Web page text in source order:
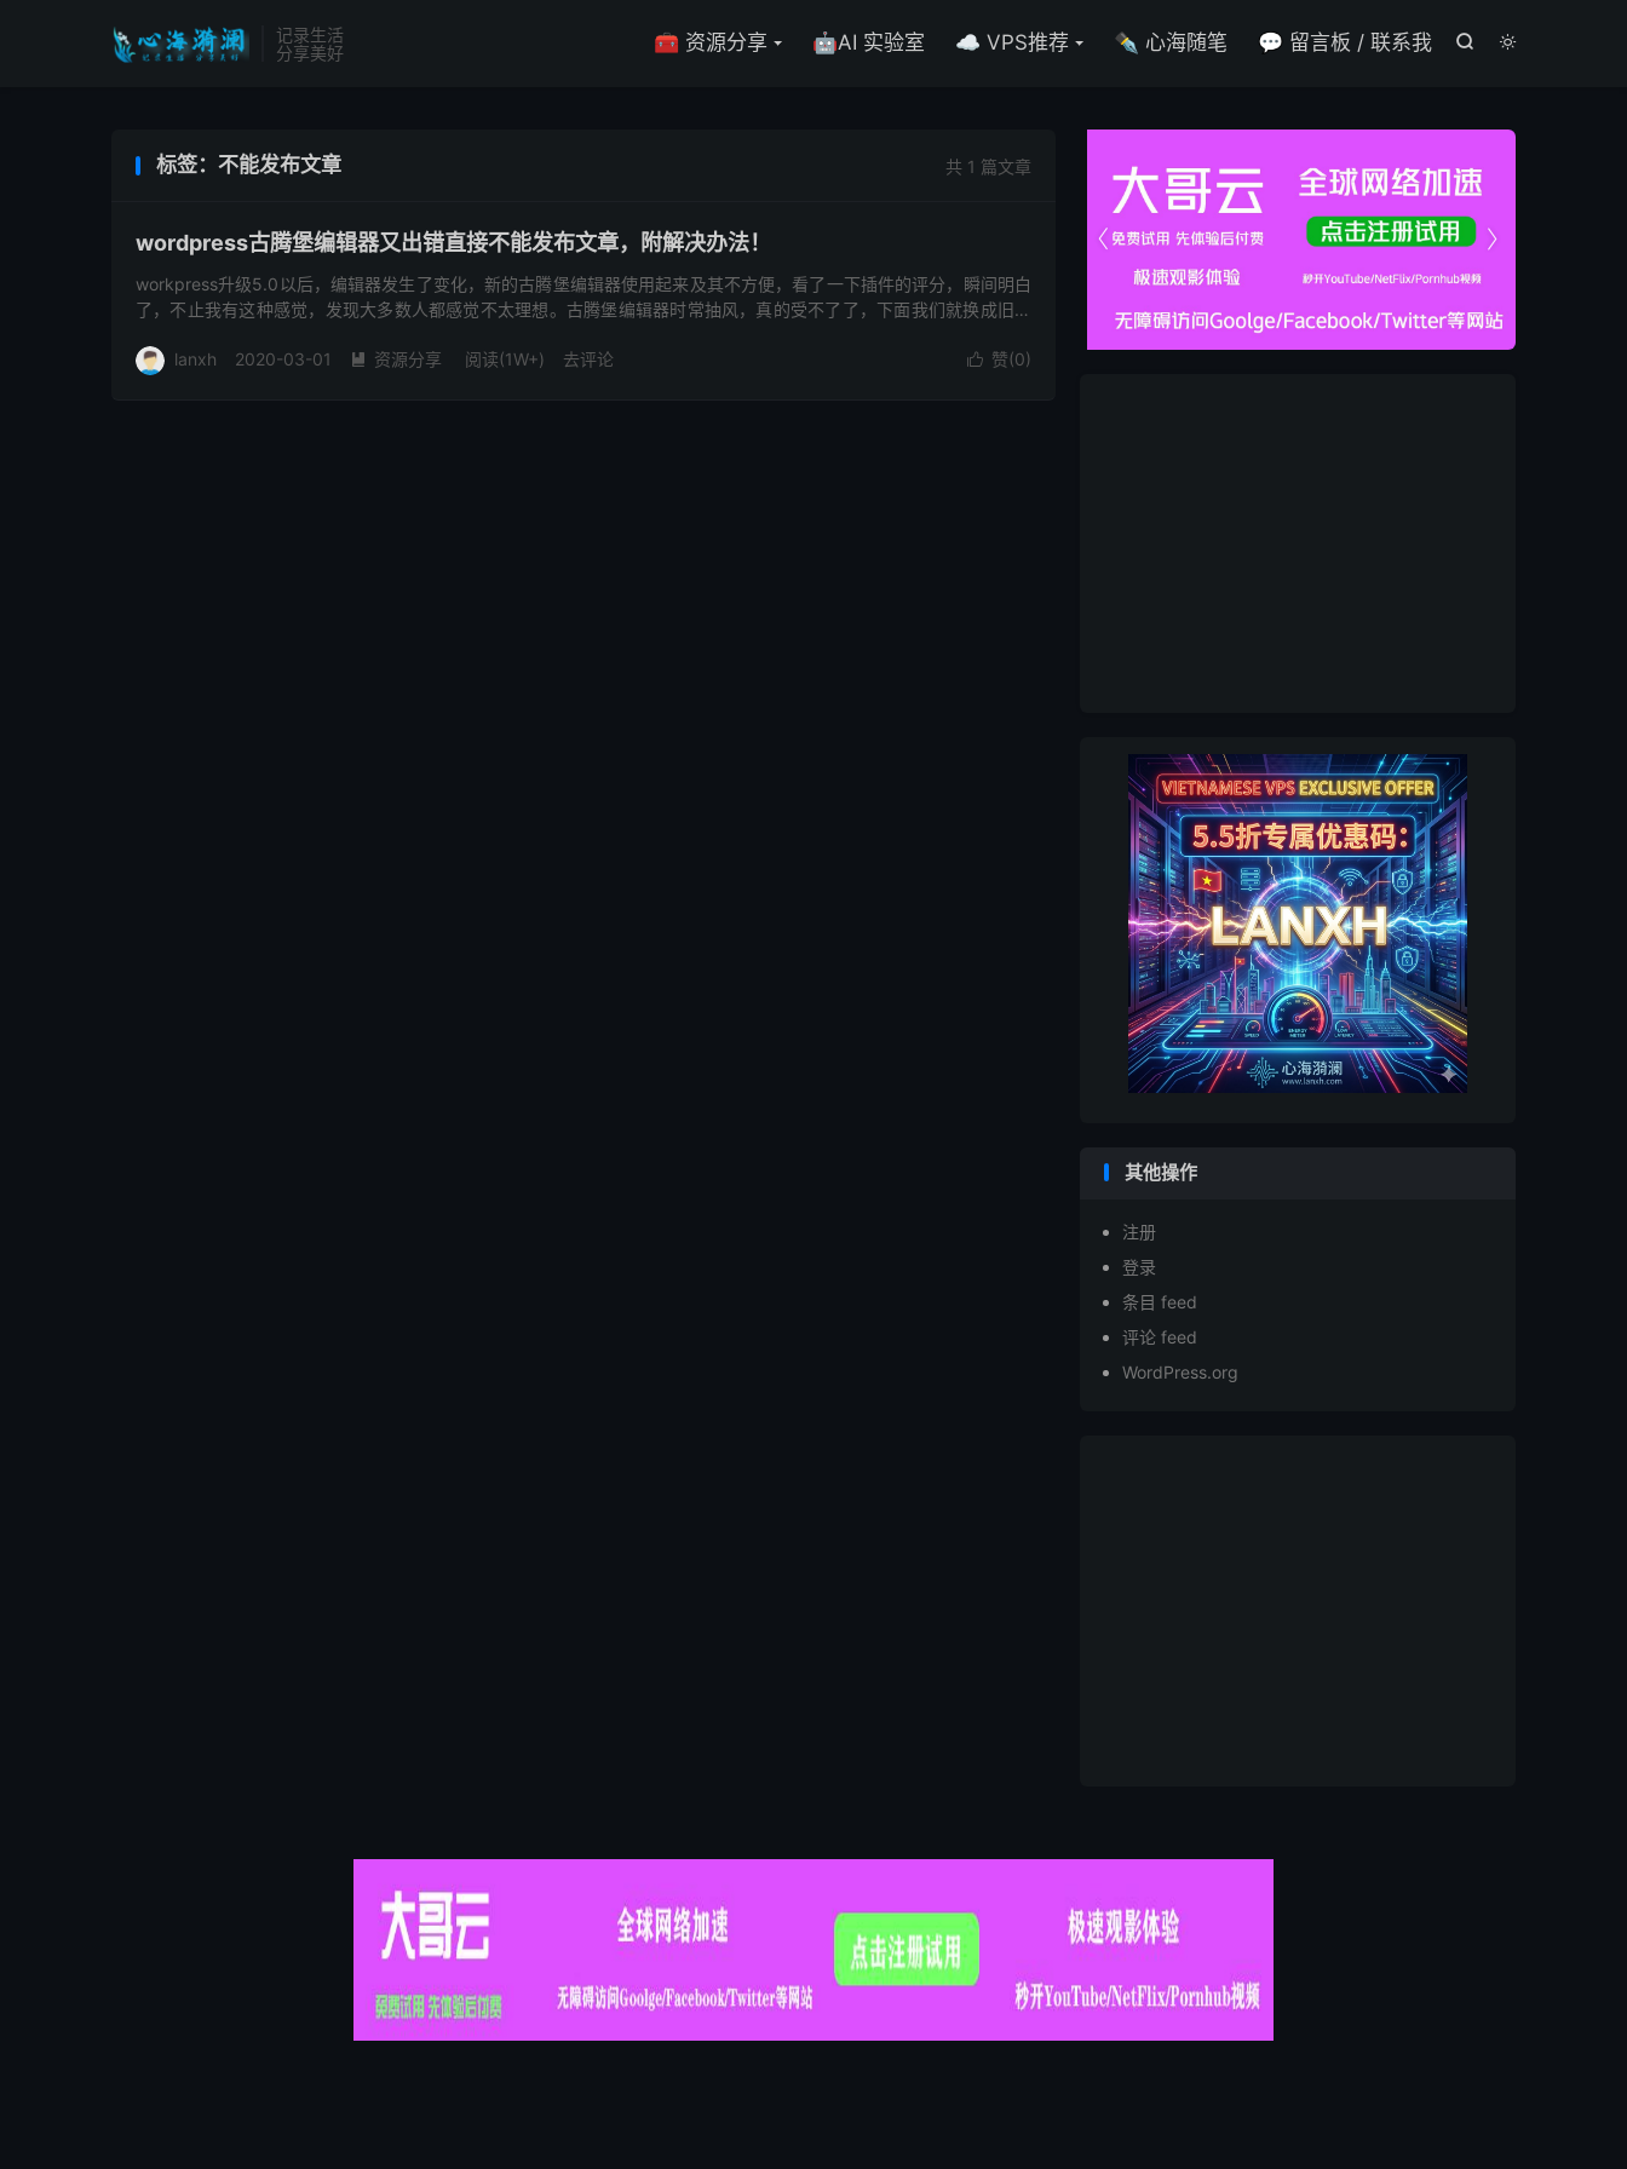
记录生活
分享美好


🧰 资源分享 🤖AI 实验室 ☁️ VPS推荐 ✒️ 心海随笔 💬 留言板 / 联系我
共 1 篇文章
标签：不能发布文章
wordpress古腾堡编辑器又出错直接不能发布文章，附解决办法！
workpress升级5.0以后，编辑器发生了变化，新的古腾堡编辑器使用起来及其不方便，看了一下插件的评分，瞬间明白
了，不止我有这种感觉，发现大多数人都感觉不太理想。古腾堡编辑器时常抽风，真的受不了了，下面我们就换成旧的
 赞(0)
lanxh 2020-03-01  资源分享 阅读(1W+) 去评论


其他操作
注册
登录
条目 feed
评论 feed
WordPress.org